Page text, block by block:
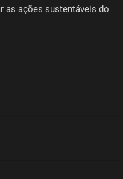
as ações sustentáveis do